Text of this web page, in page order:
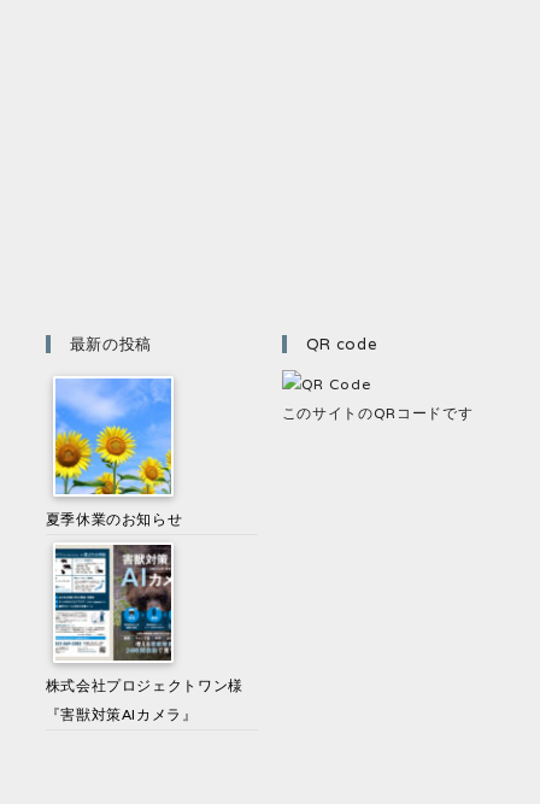
最新の投稿
夏季休業のお知らせ
株式会社プロジェクトワン様
『害獣対策AIカメラ』
QR code
このサイトのQRコードです